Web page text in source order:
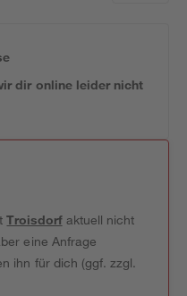
dir online leider nicht
Troisdorfaktuell nicht
eine Anfrage
ihn für dich (ggf. zzgl.